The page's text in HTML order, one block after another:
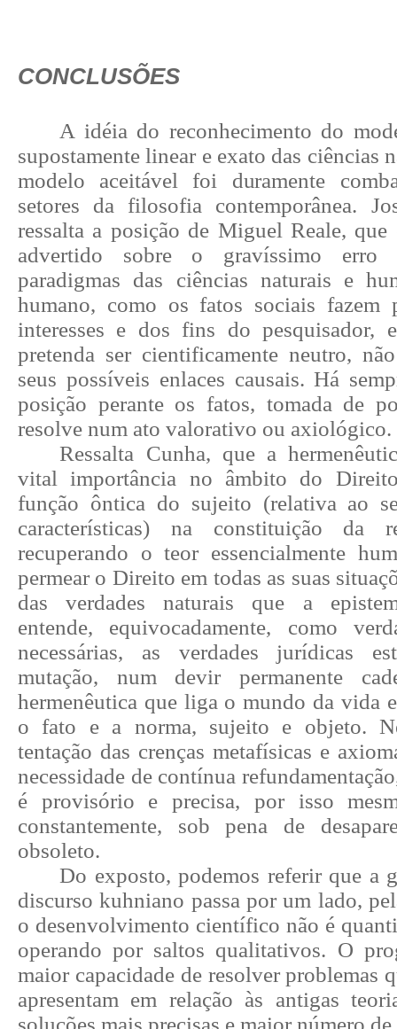
CONCLUSÕES
A idéia do reconhecimento do
supostamente linear e exato das ciências
modelo aceitável foi duramente
setores da filosofia contemporânea.
ressalta a posição de Miguel Reale,
advertido sobre o gravíssimo
paradigmas das ciências naturais e
humano, como os fatos sociais fazem
interesses e dos fins do pesquisador,
pretenda ser cientificamente neutro,
seus possíveis enlaces causais. Há
posição perante os fatos, tomada de
resolve num ato valorativo ou axiológico.
Ressalta Cunha, que a
vital importância no âmbito do
função ôntica do sujeito (relativa ao
características) na constituição da
recuperando o teor essencialmente
permear o Direito em todas as suas
das verdades naturais que a
entende, equivocadamente, como
necessárias, as verdades jurídicas
mutação, num devir permanente
hermenêutica que liga o mundo da vida
o fato e a norma, sujeito e objeto.
tentação das crenças metafísicas e
necessidade de contínua
é provisório e precisa, por isso
constantemente, sob pena de
obsoleto.
Do exposto, podemos referir que a
discurso kuhniano passa por um lado,
o desenvolvimento científico não é
operando por saltos qualitativos. O
maior capacidade de resolver problemas
apresentam em relação às antigas